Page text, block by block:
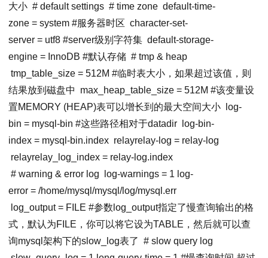
大小 # default settings # time zone default-time-
zone = system #服务器时区 character-set-
server = utf8 #server级别字符集 default-storage-
engine = InnoDB #默认存储 # tmp & heap
tmp_table_size = 512M #临时表大小，如果超过该值，则
结果放到磁盘中 max_heap_table_size = 512M #该变量设
置MEMORY (HEAP)表可以增长到的最大空间大小
log-
bin = mysql -bin #这些路径相对于datadir
log-bin-
index = mysql -bin.index relayrelay-log = relay-log
relayrelay_log_index = relay-log.index
# warning & error log
log-warnings = 1 log-
error = /home/mysql/mysql/log/mysql.err
log_output= FILE #参数log_output指定了慢查询输出的格
式，默认为FILE，你可以将它设为TABLE，然后就可以查
询mysql架构下的slow_log表了 # slow query log